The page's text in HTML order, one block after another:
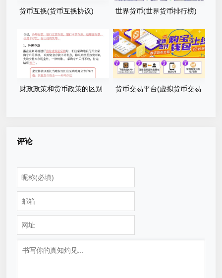
货币互换(货币互换协议) 世界货币(世界货币排行榜)
财政政策和货币政策的区别
货币交易平台(虚拟货币交易
评论